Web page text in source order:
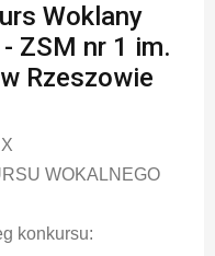
Woklany
ZSM nr 1 im.
Rzeszowie
WOKALNEGO
konkursu: